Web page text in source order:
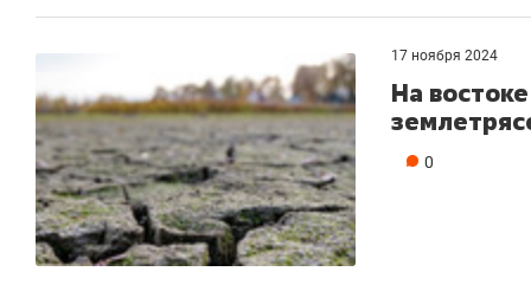
17 ноября 2024
На
0